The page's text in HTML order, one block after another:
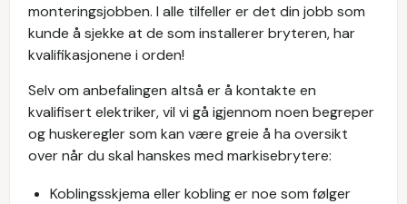
monteringsjobben. I alle tilfeller er det din jobb som
kunde å sjekke at de som installerer bryteren, har
kvalifikasjonene i orden!
Selv om anbefalingen altså er å kontakte en
kvalifisert elektriker, vil vi gå igjennom noen begreper
og huskeregler som kan være greie å ha oversikt
over når du skal hanskes med markisebrytere:
Koblingsskjema eller kobling er noe som følger